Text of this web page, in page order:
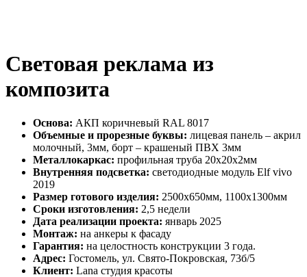
Световая реклама из
композита
Основа: АКП коричневый RAL 8017
Объемные и прорезные буквы: лицевая панель – акрил
молочный, 3мм, борт – крашеный ПВХ 3мм
Металлокаркас: профильная труба 20х20х2мм
Внутренняя подсветка: светодиодные модуль Elf vivo
2019
Размер готового изделия: 2500х650мм, 1100х1300мм
Сроки изготовления: 2,5 недели
Дата реализации проекта: январь 2025
Монтаж: на анкеры к фасаду
Гарантия: на целостность конструкции 3 года.
Адрес: Гостомель, ул. Свято-Покровская, 73б/5
Клиент: Lana студия красоты